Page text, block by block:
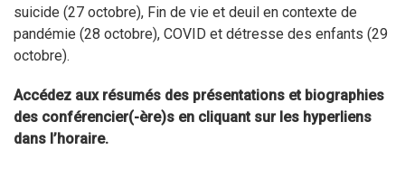
suicide (27 octobre), Fin de vie et deuil en contexte de
pandémie (28 octobre), COVID et détresse des enfants (29
octobre).
Accédez aux résumés des présentations et biographies
des conférencier(-ère)s en cliquant sur les hyperliens
dans l’horaire.